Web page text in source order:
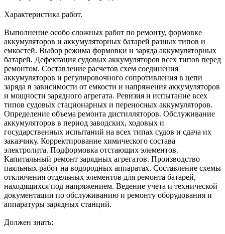
Характеристика работ.
Выполнение особо сложных работ по ремонту, формовке
аккумуляторов и аккумуляторных батарей разных типов и
емкостей. Выбор режима формовки и заряда аккумуляторных
батарей. Дефектация судовых аккумуляторов всех типов перед
ремонтом. Составление расчетов схем соединения
аккумуляторов и регулировочного сопротивления в цепи
заряда в зависимости от емкости и напряжения аккумуляторов
и мощности зарядного агрегата. Ревизия и испытание всех
типов судовых стационарных и переносных аккумуляторов.
Определение объема ремонта дистилляторов. Обслуживание
аккумуляторов в период заводских, ходовых и
государственных испытаний на всех типах судов и сдача их
заказчику. Корректирование химического состава
электролита. Подформовка отстающих элементов.
Капитальный ремонт зарядных агрегатов. Производство
паяльных работ на водородных аппаратах. Составление схемы
отключения отдельных элементов для ремонта батарей,
находящихся под напряжением. Ведение учета и технической
документации по обслуживанию и ремонту оборудования и
аппаратуры зарядных станций.
Должен знать: